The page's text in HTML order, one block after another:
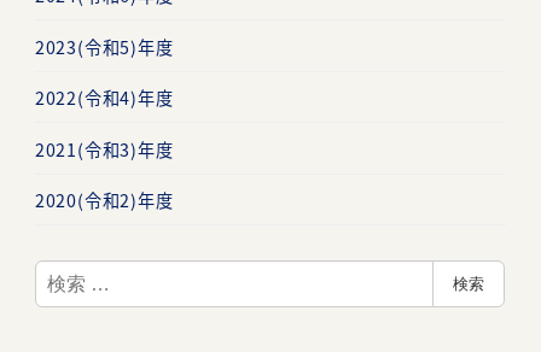
2023(令和5)年度
2022(令和4)年度
2021(令和3)年度
2020(令和2)年度
検
索
検索